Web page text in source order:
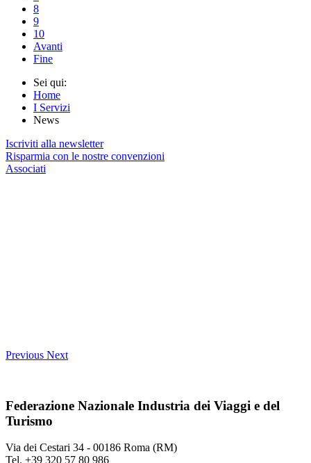
8
9
10
Avanti
Fine
Sei qui:
Home
I Servizi
News
Iscriviti alla newsletter
Risparmia con le nostre convenzioni
Associati
Previous Next
Federazione Nazionale Industria dei Viaggi e del
Turismo
Via dei Cestari 34 - 00186 Roma (RM)
Tel. +39 320 57 80 986